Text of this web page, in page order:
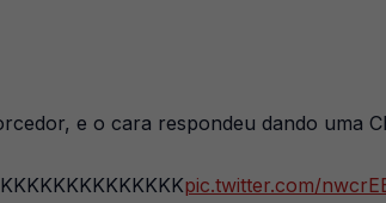
e o cara respondeu dando uma
pic.twitter.com/